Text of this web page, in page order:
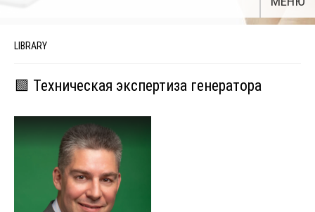
LIBRARY
🟩 Техническая экспертиза генератора